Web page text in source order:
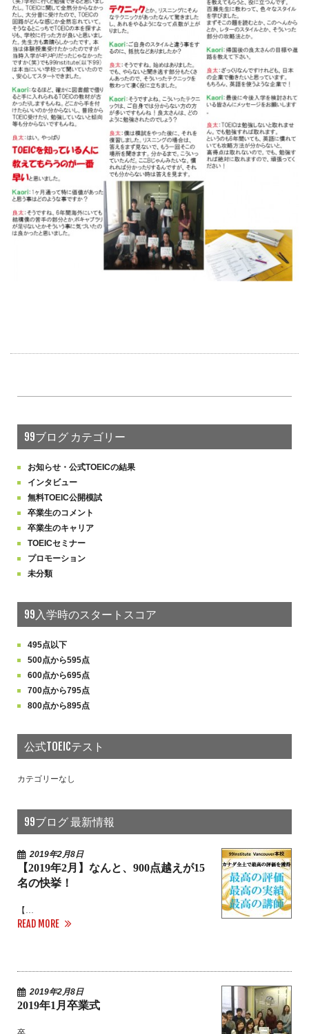
99ブログ カテゴリー
お知らせ・公式TOEICの結果
インタビュー
無料TOEIC公開模試
卒業生のコメント
卒業生のキャリア
TOEICセミナー
プロモーション
未分類
99入学時のスタートスコア
495点以下
500点から595点
600点から695点
700点から795点
800点から895点
公式TOEICテスト
カテゴリーなし
99ブログ 最新情報
2019年2月8日
【2019年2月】なんと、900点越えが15
名の快挙！
【…
READ MORE
2019年2月8日
2019年1月卒業式